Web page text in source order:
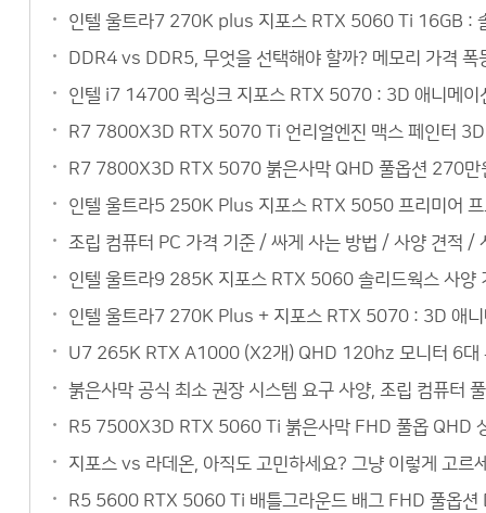
인텔 울트라7 270K plus 지포스 RTX 5060 Ti 16GB :
DDR4 vs DDR5, 무엇을 선택해야 할까? 메모리 가격
인텔 i7 14700 퀵싱크 지포스 RTX 5070 : 3D 애니메이
R7 7800X3D RTX 5070 Ti 언리얼엔진 맥스 페인터 3D
R7 7800X3D RTX 5070 붉은사막 QHD 풀옵션 270만
인텔 울트라5 250K Plus 지포스 RTX 5050 프리미어
조립 컴퓨터 PC 가격 기준 / 싸게 사는 방법 / 사양 견적 /
인텔 울트라9 285K 지포스 RTX 5060 솔리드웍스 사양
인텔 울트라7 270K Plus + 지포스 RTX 5070 : 3D 애니
U7 265K RTX A1000 (X2개) QHD 120hz 모니터 6대
붉은사막 공식 최소 권장 시스템 요구 사양, 조립 컴퓨터
R5 7500X3D RTX 5060 Ti 붉은사막 FHD 풀옵 QHD
지포스 vs 라데온, 아직도 고민하세요? 그냥 이렇게 고
R5 5600 RTX 5060 Ti 배틀그라운드 배그 FHD 풀옵션